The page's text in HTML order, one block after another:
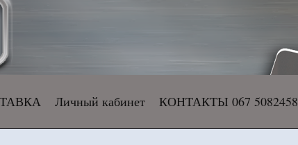
Личный кабинет КОНТАКТЫ 067 5082458